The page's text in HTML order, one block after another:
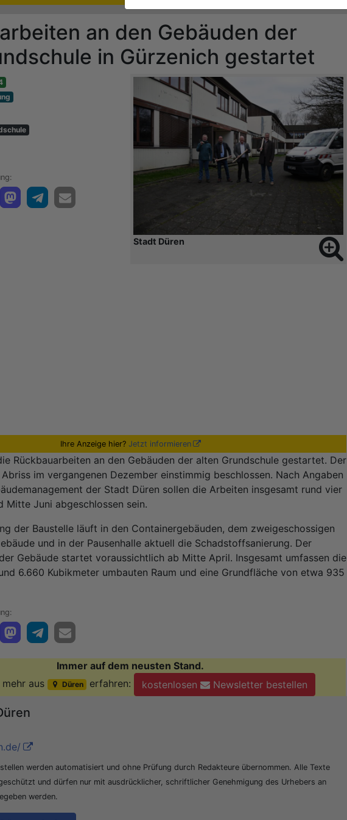
an den Gebäuden der
in Gürzenich gestartet
Stadt Düren
Ihre Anzeige hier? Jetzt informieren
Rückbauarbeiten an den Gebäuden der alten Grundschule gestartet. Der
im vergangenen Dezember einstimmig beschlossen. Nach Angaben
der Stadt Düren sollen die Arbeiten insgesamt rund vier
Mitte Juni abgeschlossen sein.
der Baustelle läuft in den Containergebäuden, dem zweigeschossigen
und in der Pausenhalle aktuell die Schadstoffsanierung. Der
Gebäude startet voraussichtlich ab Mitte April. Insgesamt umfassen die
6.660 Kubikmeter umbauten Raum und eine Grundfläche von etwa 935
Immer auf dem neusten Stand.
mehr aus
Düren erfahren: kostenlosen Newsletter bestellen
werden automatisiert und ohne Prüfung durch Redakteure übernommen. Alle Texte
und dürfen nur mit ausdrücklicher, schriftlicher Genehmigung des Urhebers an
werden.